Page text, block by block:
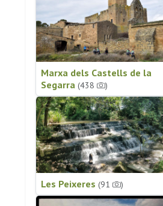
Marxa dels Castells de la
Segarra (438 )
Les Peixeres (91 )